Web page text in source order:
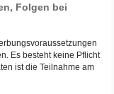
Folgen bei
Es besteht keine Pflicht
ist die Teilnahme am